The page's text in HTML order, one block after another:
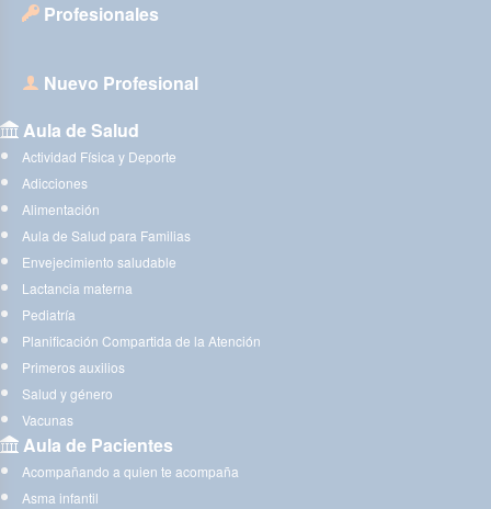
Profesionales
Nuevo Profesional
Aula de Salud
Actividad Física y Deporte
Adicciones
Alimentación
Aula de Salud para Familias
Envejecimiento saludable
Lactancia materna
Pediatría
Planificación Compartida de la Atención
Primeros auxilios
Salud y género
Vacunas
Aula de Pacientes
Acompañando a quien te acompaña
Asma infantil